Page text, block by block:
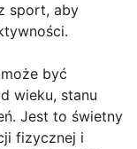
sport, aby
być
wieku, stanu
Jest to świetny
fizycznej i